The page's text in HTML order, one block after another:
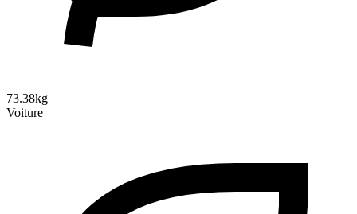
73.38kg
Voiture